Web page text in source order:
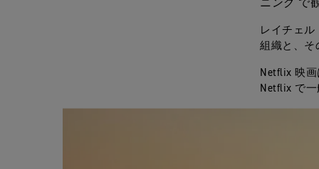
ニング で
レイチェ
組織と、そ
Netflix 映
Netflix で